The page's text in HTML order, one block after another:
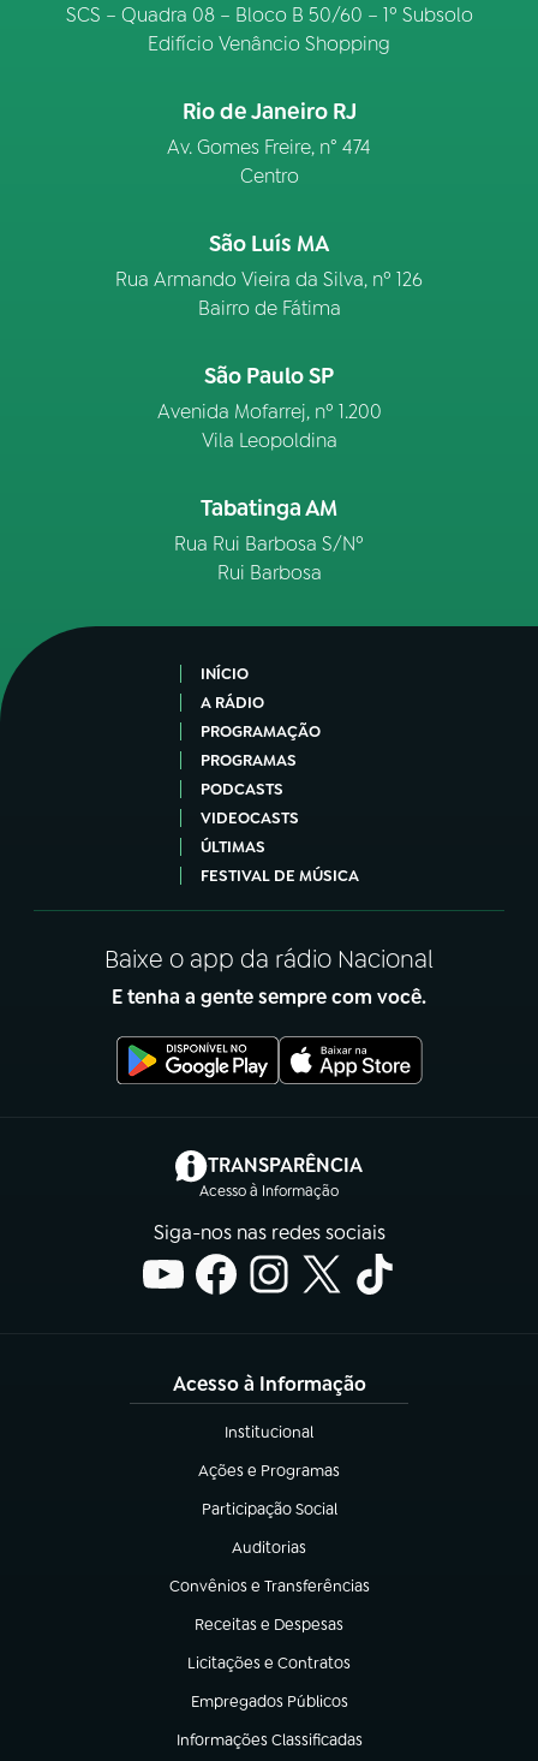
SCS – Quadra 08 – Bloco B 50/60 – 1º Subsolo
Edifício Venâncio Shopping
Rio de Janeiro RJ
Av. Gomes Freire, n° 474
Centro
São Luís MA
Rua Armando Vieira da Silva, nº 126
Bairro de Fátima
São Paulo SP
Avenida Mofarrej, nº 1.200
Vila Leopoldina
Tabatinga AM
Rua Rui Barbosa S/Nº
Rui Barbosa
INÍCIO
A RÁDIO
PROGRAMAÇÃO
PROGRAMAS
PODCASTS
VIDEOCASTS
ÚLTIMAS
FESTIVAL DE MÚSICA
Baixe o app da rádio Nacional
E tenha a gente sempre com você.
TRANSPARÊNCIA
Acesso à Informação
(abre em nova aba)
Siga-nos nas redes sociais
Acesso à Informação
Institucional
(abre em nova aba)
Ações e Programas
(abre em nova aba)
Participação Social
(abre em nova aba)
Auditorias
(abre em nova aba)
Convênios e Transferências
(abre em nova aba)
Receitas e Despesas
(abre em nova aba)
Licitações e Contratos
(abre em nova aba)
Empregados Públicos
(abre em nova aba)
Informações Classificadas
(abre em nova aba)